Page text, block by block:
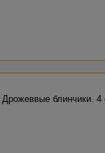
Дрожеввые блинчики.